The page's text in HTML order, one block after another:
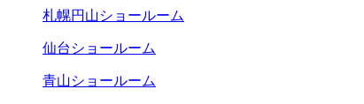
札幌円山ショールーム
仙台ショールーム
青山ショールーム